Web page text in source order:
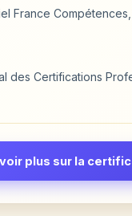
France
des Certifications
plus sur la